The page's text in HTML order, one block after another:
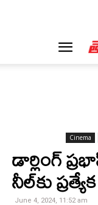
Cinema
డార్లింగ్
నీల్‌కు
June 4, 2024, 11:52 am